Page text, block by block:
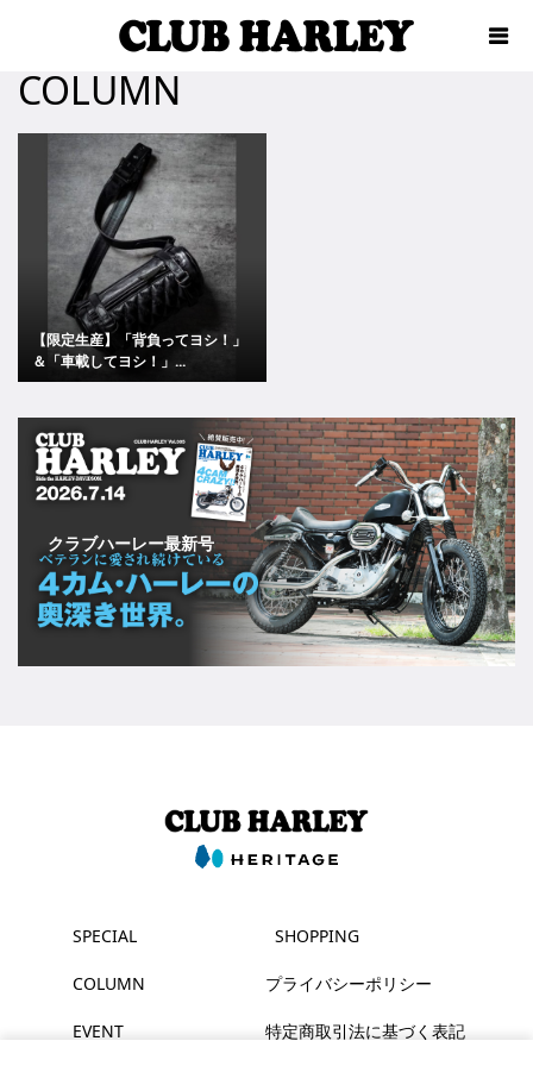
COLUMN
【限定生産】「背負ってヨシ！」
＆「車載してヨシ！」...
クラブハーレー最新号
SPECIAL
COLUMN
EVENT
SHOPPING
プライバシーポリシー
特定商取引法に基づく表記